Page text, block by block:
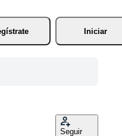
Iniciar
Seguir